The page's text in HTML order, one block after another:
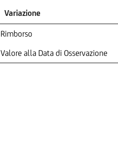
Variazione
Rimborso
Valore alla Data di Osservazione